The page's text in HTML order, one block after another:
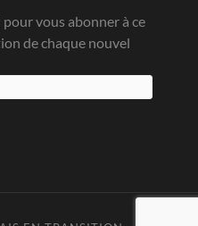
vous abonner à ce
de chaque nouvel